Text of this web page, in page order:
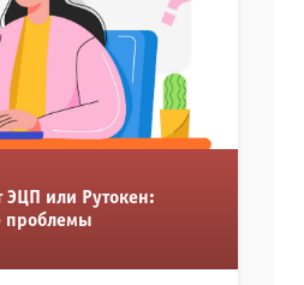
ЭЦП или Рутокен:
проблемы